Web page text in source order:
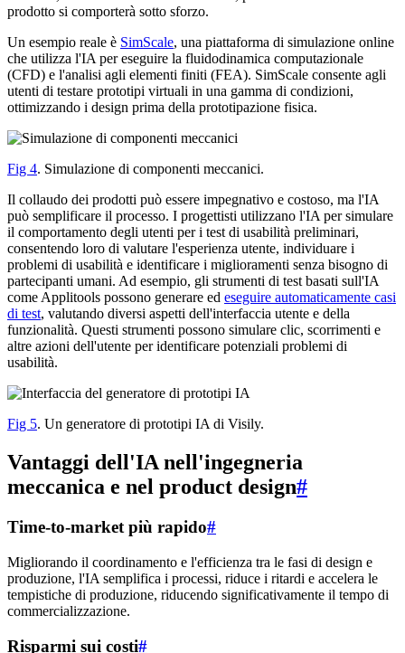
prodotto si comporterà sotto sforzo.
Un esempio reale è SimScale, una piattaforma di simulazione online
che utilizza l'IA per eseguire la fluidodinamica computazionale
(CFD) e l'analisi agli elementi finiti (FEA). SimScale consente agli
utenti di testare prototipi virtuali in una gamma di condizioni,
ottimizzando i design prima della prototipazione fisica.
Fig 4. Simulazione di componenti meccanici.
Il collaudo dei prodotti può essere impegnativo e costoso, ma l'IA
può semplificare il processo. I progettisti utilizzano l'IA per simulare
il comportamento degli utenti per i test di usabilità preliminari,
consentendo loro di valutare l'esperienza utente, individuare i
problemi di usabilità e identificare i miglioramenti senza bisogno di
partecipanti umani. Ad esempio, gli strumenti di test basati sull'IA
come Applitools possono generare ed eseguire automaticamente casi
di test, valutando diversi aspetti dell'interfaccia utente e della
funzionalità. Questi strumenti possono simulare clic, scorrimenti e
altre azioni dell'utente per identificare potenziali problemi di
usabilità.
Fig 5. Un generatore di prototipi IA di Visily.
Vantaggi dell'IA nell'ingegneria
meccanica e nel product design#
Time-to-market più rapido#
Migliorando il coordinamento e l'efficienza tra le fasi di design e
produzione, l'IA semplifica i processi, riduce i ritardi e accelera le
tempistiche di produzione, riducendo significativamente il tempo di
commercializzazione.
Risparmi sui costi#